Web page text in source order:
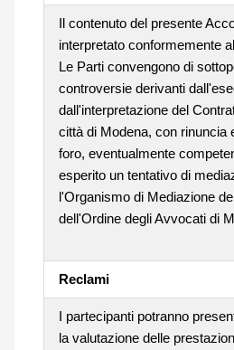
Il contenuto del presente
interpretato conformemente
Le Parti convengono di
controversie derivanti
dall'interpretazione del
città di Modena, con rinuncia
foro, eventualmente
esperito un tentativo di
l'Organismo di Mediazione
dell'Ordine degli Avvocati di
Reclami
I partecipanti potranno
la valutazione delle